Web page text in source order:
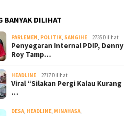
BANYAK DILIHAT
PARLEMEN, POLITIK, SANGIHE 2735 Dilihat
Penyegaran Internal PDIP, Denny
Roy Tamp…
HEADLINE 2717 Dilihat
Viral “Silakan Pergi Kalau Kurang
…
DESA, HEADLINE, MINAHASA,